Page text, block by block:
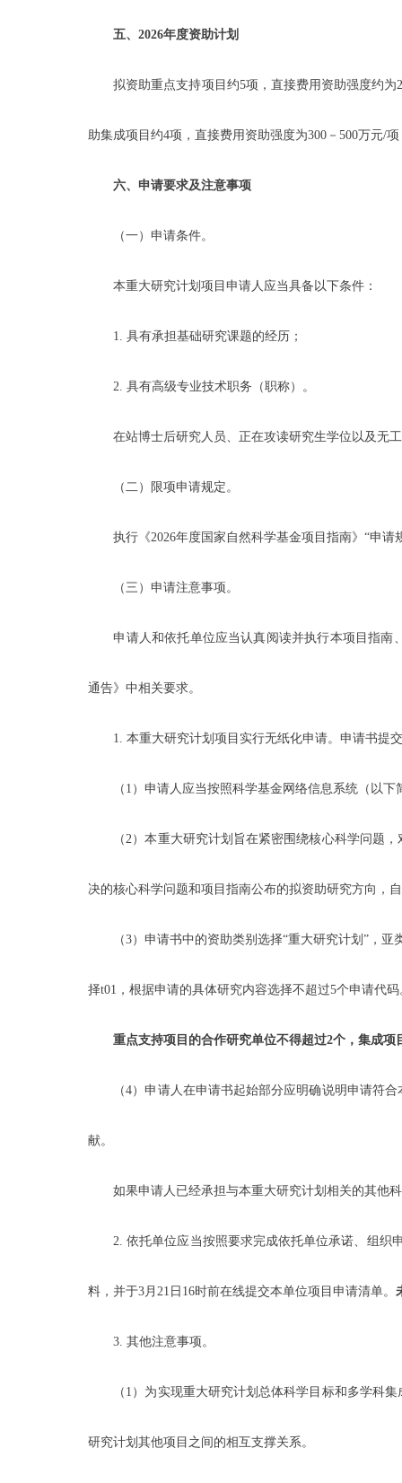
五、2026年度资助计划
拟资助重点支持项目约5项，直接费用资助强度约为
助集成项目约4项，直接费用资助强度为300－500万元/
六、申请要求及注意事项
（一）申请条件。
本重大研究计划项目申请人应当具备以下条件：
1. 具有承担基础研究课题的经历；
2. 具有高级专业技术职务（职称）。
在站博士后研究人员、正在攻读研究生学位以及无工
（二）限项申请规定。
执行《2026年度国家自然科学基金项目指南》“申请
（三）申请注意事项。
申请人和依托单位应当认真阅读并执行本项目指南、
通告》中相关要求。
1. 本重大研究计划项目实行无纸化申请。申请书提交
（1）申请人应当按照科学基金网络信息系统（以下
（2）本重大研究计划旨在紧密围绕核心科学问题，
决的核心科学问题和项目指南公布的拟资助研究方向，
（3）申请书中的资助类别选择“重大研究计划”，亚
择t01，根据申请的具体研究内容选择不超过5个申请代码
重点支持项目的合作研究单位不得超过2个，集成项
（4）申请人在申请书起始部分应明确说明申请符合
献。
如果申请人已经承担与本重大研究计划相关的其他科
2. 依托单位应当按照要求完成依托单位承诺、组织申
料，并于3月21日16时前在线提交本单位项目申请清单。
3. 其他注意事项。
（1）为实现重大研究计划总体科学目标和多学科集
研究计划其他项目之间的相互支撑关系。